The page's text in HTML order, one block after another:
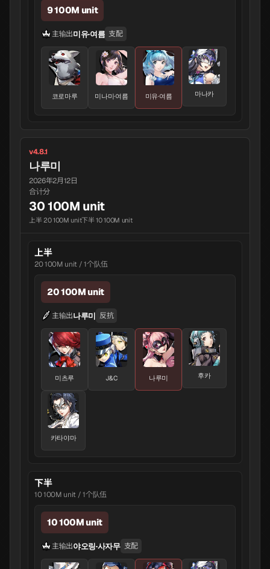
9 100M unit
主输出미유·여름 支配
코로마루 미나미·여름 미유·여름 마나카
v4.8.1
나루미
2026年2月12日
合计分
30 100M unit
上半 20 100M unit下半 10 100M unit
上半
20 100M unit / 1个队伍
20 100M unit
主输出나루미 反抗
미츠루 J&C 나루미 후카
카타야마
下半
10 100M unit / 1个队伍
10 100M unit
主输出야오링·사자무 支配